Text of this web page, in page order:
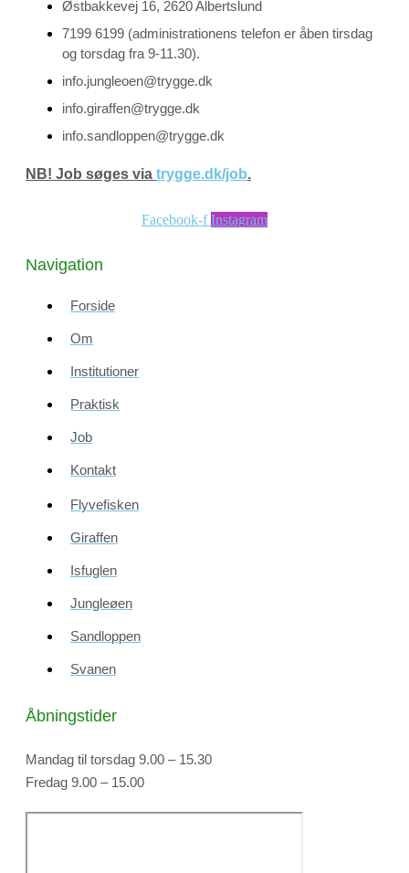
Østbakkevej 16, 2620 Albertslund
7199 6199 (administrationens telefon er åben tirsdag
og torsdag fra 9-11.30).
info.jungleoen@trygge.dk
info.giraffen@trygge.dk
info.sandloppen@trygge.dk
N B! Job søges via trygge.dk/job.
Facebook-f Instagram
Navigation
Forside
Om
Institutioner
Praktisk
Job
Kontakt
Flyvefisken
Giraffen
Isfuglen
Jungleøen
Sandloppen
Svanen
Åbningstider
Mandag til torsdag 9.00 – 15.30
Fredag 9.00 – 15.00